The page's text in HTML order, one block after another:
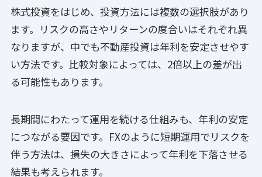
株式投資をはじめ、投資方法には複数の選択肢があり
ます。リスクの高さやリターンの度合いはそれぞれ異
なりますが、中でも不動産投資は年利を安定させやす
い方法です。比較対象によっては、2倍以上の差が出
る可能性もあります。
長期間にわたって運用を続ける仕組みも、年利の安定
につながる要因です。FXのように短期運用でリスクを
伴う方法は、損失の大きさによって年利を下落させる
結果も考えられます。